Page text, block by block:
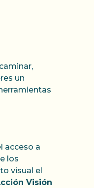
un
acceso a
los
visual el
Visión